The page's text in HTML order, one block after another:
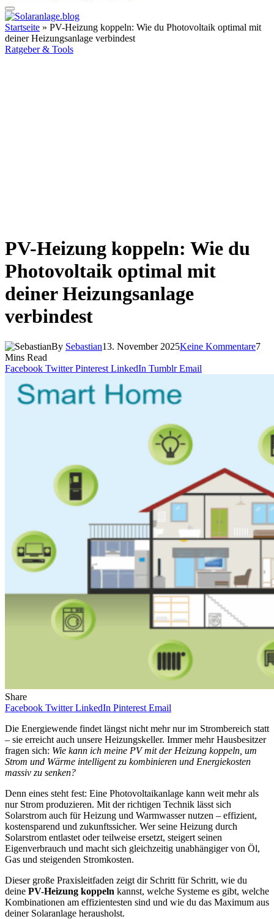
Startseite » PV-Heizung koppeln: Wie du Photovoltaik optimal mit
deiner Heizungsanlage verbindest
Ratgeber & Tools
PV-Heizung koppeln: Wie du
Photovoltaik optimal mit
deiner Heizungsanlage
verbindest
By Sebastian13. November 2025Keine Kommentare7
Mins Read
Facebook Twitter Pinterest LinkedIn Tumblr Email
Share
Facebook Twitter LinkedIn Pinterest Email
Die Energiewende findet längst nicht mehr nur im Strombereich statt
– sie erreicht auch unsere Heizungskeller. Immer mehr Hausbesitzer
fragen sich: Wie kann ich meine PV mit der Heizung koppeln, um
Strom und Wärme intelligent zu kombinieren und Energiekosten
massiv zu senken?
Denn eines steht fest: Eine Photovoltaikanlage kann weit mehr als
nur Strom produzieren. Mit der richtigen Technik lässt sich
Solarstrom auch für Heizung und Warmwasser nutzen – effizient,
kostensparend und zukunftssicher. Wer seine Heizung durch
Solarstrom entlastet oder teilweise ersetzt, steigert seinen
Eigenverbrauch und macht sich gleichzeitig unabhängiger von Öl,
Gas und steigenden Stromkosten.
Dieser große Praxisleitfaden zeigt dir Schritt für Schritt, wie du
deine PV-Heizung koppeln kannst, welche Systeme es gibt, welche
Kombinationen am effizientesten sind und wie du das Maximum aus
deiner Solaranlage herausholst.